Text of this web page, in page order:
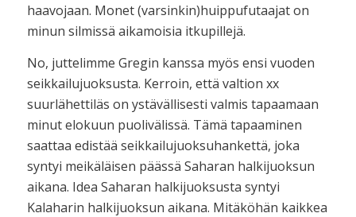
haavojaan. Monet (varsinkin)huippufutaajat on
minun silmissä aikamoisia itkupillejä.
No, juttelimme Gregin kanssa myös ensi vuoden
seikkailujuoksusta. Kerroin, että valtion xx
suurlähettiläs on ystävällisesti valmis tapaamaan
minut elokuun puolivälissä. Tämä tapaaminen
saattaa edistää seikkailujuoksuhankettä, joka
syntyi meikäläisen päässä Saharan halkijuoksun
aikana. Idea Saharan halkijuoksusta syntyi
Kalaharin halkijuoksun aikana. Mitäköhän kaikkea